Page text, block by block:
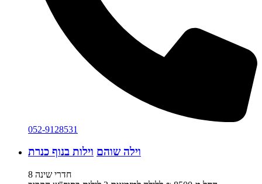
052-9128531
וילה שוהם וילות בנוף כנרת
8 חדרי שינה